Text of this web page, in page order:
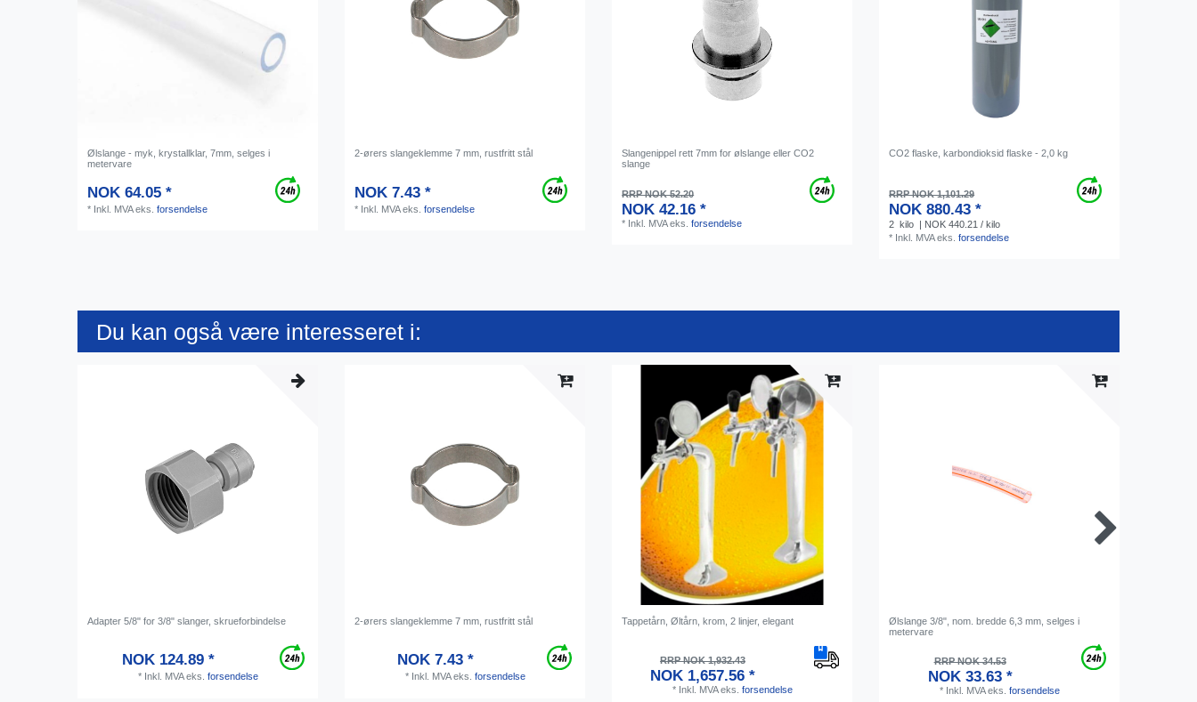
Ølslange - myk, krystallklar, 7mm, selges i
metervare
NOK 64.05 *
* Inkl. MVAeks.forsendelse
2-ørers slangeklemme 7 mm, rustfritt stål
NOK 7.43 *
* Inkl. MVAeks.forsendelse
Slangenippel rett 7mm for ølslange eller CO2
slange
RRP NOK 52.20
NOK 42.16 *
* Inkl. MVAeks.forsendelse
CO2 flaske, karbondioksid flaske - 2,0 kg
RRP NOK 1,101.29
NOK 880.43 *
2 kilo | NOK 440.21 / kilo
* Inkl. MVAeks.forsendelse
Du kan også være interesseret i:
Adapter 5/8" for 3/8" slanger, skrueforbindelse
NOK 124.89 *
* Inkl. MVAeks. forsendelse
2-ørers slangeklemme 7 mm, rustfritt stål
NOK 7.43 *
* Inkl. MVAeks. forsendelse
Tappetårn, Øltårn, krom, 2 linjer, elegant
RRP NOK 1,932.43
NOK 1,657.56 *
* Inkl. MVAeks. forsendelse
Ølslange 3/8", nom. bredde 6,3 mm, selges i
metervare
RRP NOK 34.53
NOK 33.63 *
* Inkl. MVAeks. forsendelse